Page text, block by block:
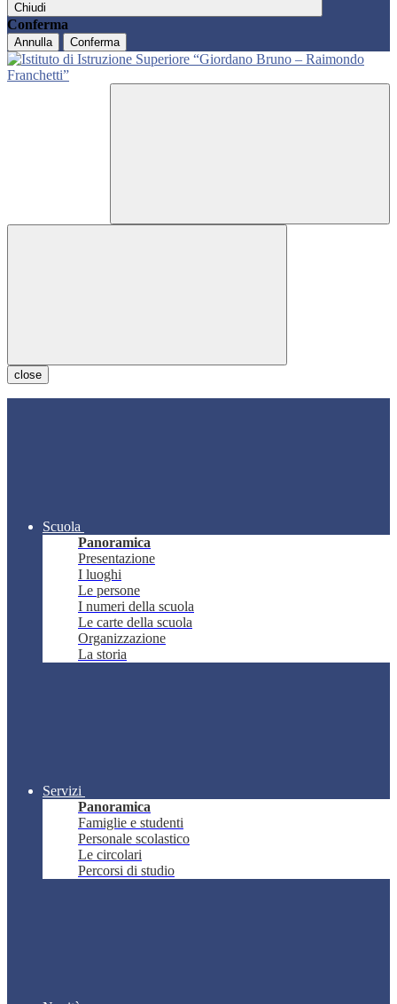
Chiudi
Conferma
Annulla Conferma
close
Scuola
Panoramica
Presentazione
I luoghi
Le persone
I numeri della scuola
Le carte della scuola
Organizzazione
La storia
Servizi
Panoramica
Famiglie e studenti
Personale scolastico
Le circolari
Percorsi di studio